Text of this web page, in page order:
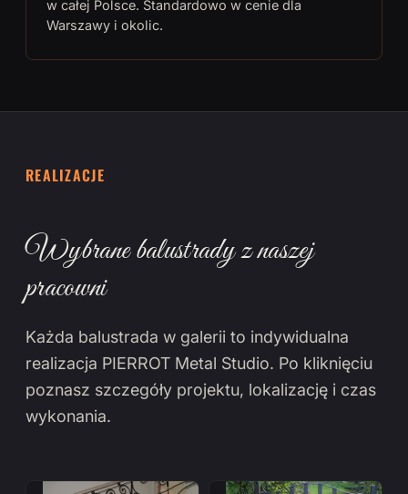
w całej Polsce. Standardowo w cenie dla
Warszawy i okolic.
REALIZACJE
Wybrane balustrady z naszej
pracowni
Każda balustrada w galerii to indywidualna
realizacja PIERROT Metal Studio. Po kliknięciu
poznasz szczegóły projektu, lokalizację i czas
wykonania.